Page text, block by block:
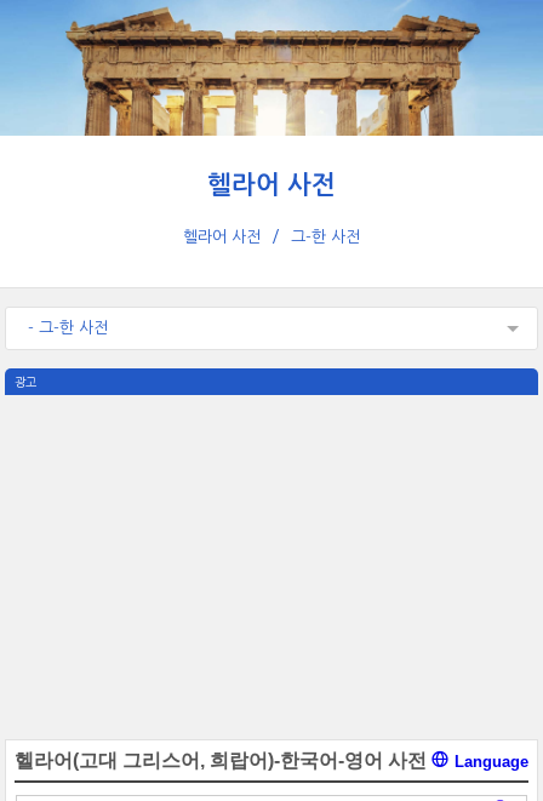
헬라어 사전
헬라어 사전 그-한 사전
- 그-한 사전
광고
헬라어(고대 그리스어, 희랍어)-한국어-영어 사전 Language